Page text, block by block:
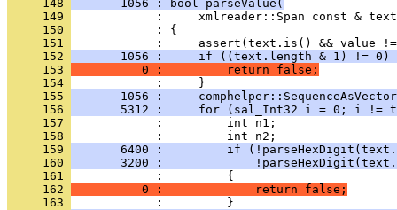
     148
       1056 : bool parseValue(
     149
     150
     151
     152
1056 :     if ((text.length & 1) != 0)
     153
          0 :         return false;
     154
     155
1056 :
     156
5312 :     for (sal_Int32 i = 0; i !=
     157
     158
     159
6400 :         if
     160
3200 :
     161
     162
          0 :             return false;
     163